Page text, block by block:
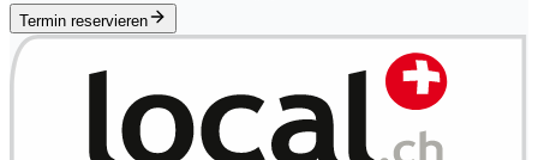
Termin reservieren